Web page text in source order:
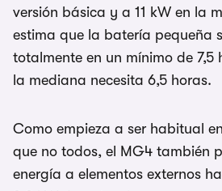
versión básica y a 11 kW en la
estima que la batería pequeña
totalmente en un mínimo de 7,5
la mediana necesita 6,5 horas.
Como empieza a ser habitual
que no todos, el MG4 también
energía a elementos externos